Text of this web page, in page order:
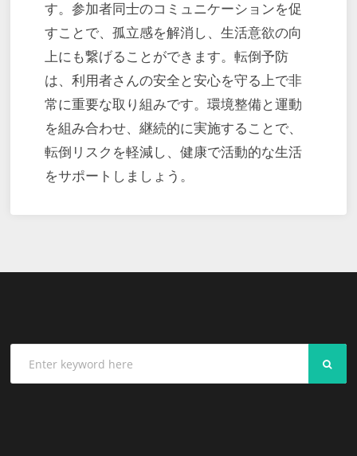
す。参加者同士のコミュニケーションを促
すことで、孤立感を解消し、生活意欲の向
上にも繋げることができます。転倒予防
は、利用者さんの安全と安心を守る上で非
常に重要な取り組みです。環境整備と運動
を組み合わせ、継続的に実施することで、
転倒リスクを軽減し、健康で活動的な生活
をサポートしましょう。